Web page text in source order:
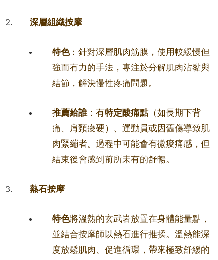
深層組織按摩
特色：針對深層肌肉筋膜，使用較緩慢但
強而有力的手法，專注於分解肌肉沾黏與
結節，解決慢性疼痛問題。
推薦給誰：有特定酸痛點（如長期下背
痛、肩頸痠硬）、運動員或因舊傷導致肌
肉緊繃者。過程中可能會有微痠痛感，但
結束後會感到前所未有的舒暢。
熱石按摩
特色將溫熱的玄武岩放置在身體能量點，
並結合按摩師以熱石進行推揉。溫熱能深
度放鬆肌肉、促進循環，帶來極致舒緩的